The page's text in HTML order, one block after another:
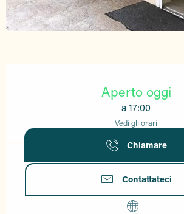
Aperto oggi
a 17:00
Vedi gli orari
Chiamare
Contattateci